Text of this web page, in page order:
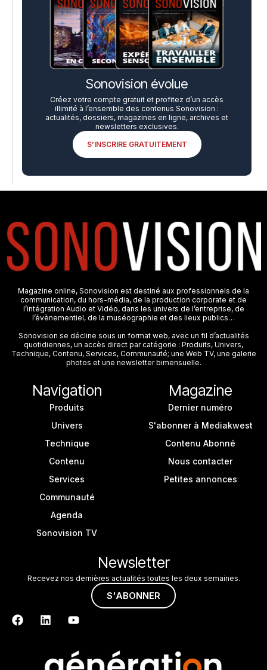
Sonovision évolue
Créez votre compte gratuit et profitez d’un accès
illimité à l’ensemble des contenus Sonovision :
actualités, dossiers, magazines en ligne, archives et
newsletters exclusives.
S’INSCRIRE GRATUITEMENT
Magazine online, Sonovision est destiné aux professionnels de la
communication, du hors-média, de la production corporate et de
l’intégration Audio et Vidéo, dans les univers de l’entreprise, de
l’évènementiel, de la muséographie et des lieux publics…
Sonovision se décline sous un format web, avec un fil d’actualités
quotidiennes, un accès direct par catégorie : Produits, Univers,
Technique, Contenu, Services, Communauté; une Web TV, une galerie
photos et une newsletter bimensuelle.
Navigation
Produits
Univers
Technique
Contenu
Services
Communauté
Agenda
Sonovision TV
Magazine
Dernier numéro
S'abonner à Mediakwest
Contenu Abonné
Nous contacter
Petites annonces
Newsletter
Recevez nos dernières actualités toutes les deux semaines.
S'ABONNER